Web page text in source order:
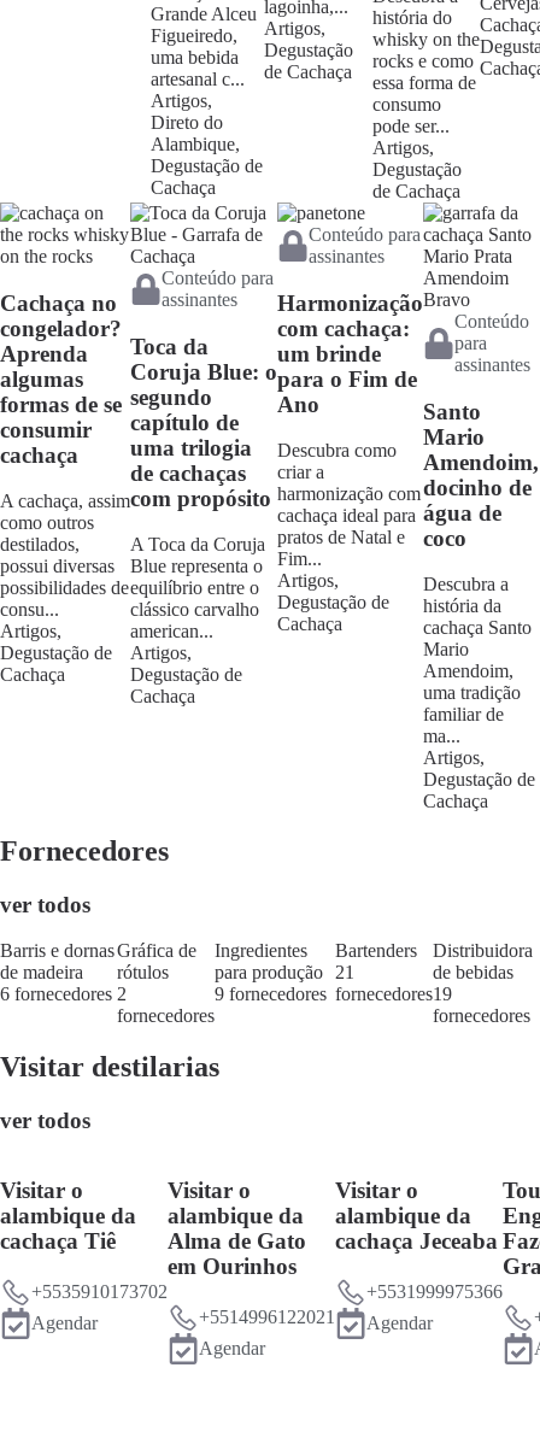
Grande Alceu
Figueiredo,
uma bebida
artesanal c...
Artigos,
Direto do
Alambique,
Degustação de
Cachaça
lagoinha,...
Artigos,
Degustação
de Cachaça
história do
whisky on the
rocks e como
essa forma de
consumo
pode ser...
Artigos,
Degustação
de Cachaça
Cachaça no
congelador?
Aprenda
algumas
formas de se
consumir
cachaça
A cachaça, assim
como outros
destilados,
possui diversas
possibilidades de
consu...
Artigos,
Degustação de
Cachaça
Conteúdo para
assinantes
Toca da
Coruja Blue: o
segundo
capítulo de
uma trilogia
de cachaças
com propósito
A Toca da Coruja
Blue representa o
equilíbrio entre o
clássico carvalho
american...
Artigos,
Degustação de
Cachaça
Conteúdo para
assinantes
Harmonização
com cachaça:
um brinde
para o Fim de
Ano
Descubra como
criar a
harmonização com
cachaça ideal para
pratos de Natal e
Fim...
Artigos,
Degustação de
Cachaça
Conteúdo
para
assinantes
Santo
Mario
Amendoim,
docinho de
água de
coco
Descubra a
história da
cachaça Santo
Mario
Amendoim,
uma tradição
familiar de
ma...
Artigos,
Degustação de
Cachaça
Fornecedores
ver todos
Barris e dornas
de madeira
6 fornecedores
Gráfica de
rótulos
2
fornecedores
Ingredientes
para produção
9 fornecedores
Bartenders
21
fornecedores
Distribuidora
de bebidas
19
fornecedores
Visitar destilarias
ver todos
Visitar o
alambique da
cachaça Tiê
+5535910173702
Agendar
Visitar o
alambique da
Alma de Gato
em Ourinhos
+5514996122021
Agendar
Visitar o
alambique da
cachaça Jeceaba
+5531999975366
Agendar